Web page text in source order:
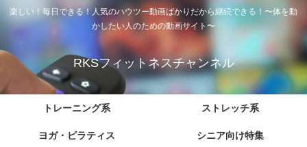
楽しい！毎日できる！人気のハウツー動画ばかりだから継続できる！〜体を動
かしたい人のための動画サイト〜
RKSフィットネスチャンネル
トレーニング系 ストレッチ系
ヨガ・ピラティス シニア向け特集